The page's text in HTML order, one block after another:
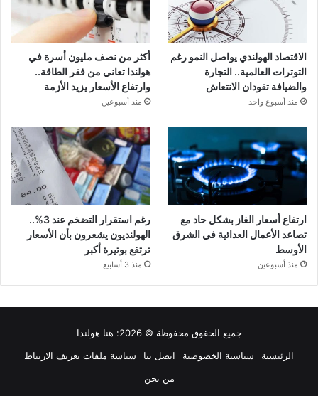
الاقتصاد الهولندي يواصل النمو رغم
التوترات العالمية.. التجارة
والضيافة تقودان الانتعاش
منذ أسبوع واحد
أكثر من نصف مليون أسرة في
هولندا تعاني من فقر الطاقة..
وارتفاع الأسعار يزيد الأزمة
منذ أسبوعين
ارتفاع أسعار الغاز بشكل حاد مع
تصاعد الأعمال العدائية في الشرق
الأوسط
منذ أسبوعين
رغم استقرار التضخم عند 3%..
الهولنديون يشعرون بأن الأسعار
ترتفع بوتيرة أكبر
منذ 3 أسابيع
جميع الحقوق محفوظة © 2026:
هنا هولندا
الرئيسية
سياسية الخصوصية اتصل بنا
سياسة ملفات تعريف الارتباط
من نحن